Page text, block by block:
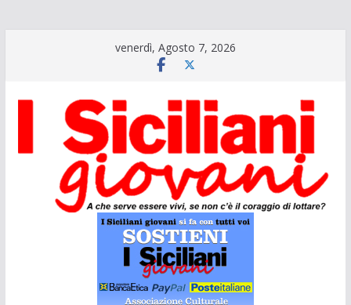
venerdì, Agosto 7, 2026